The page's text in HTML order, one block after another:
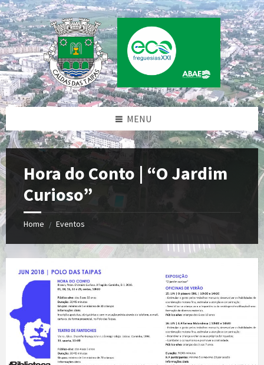
Skip
to
content
Skip
to
left
sidebar
Skip
to
footer
MENU
Hora do Conto | “O Jardim
Curioso”
Home / Eventos